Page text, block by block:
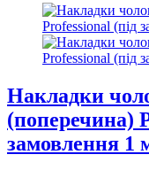
Накладки
(поперечина)
замовлення 1